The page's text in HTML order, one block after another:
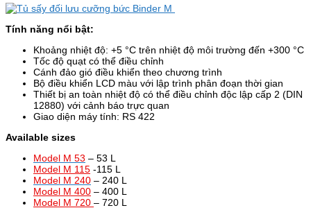
Tính năng nổi bật:
Khoảng nhiệt độ: +5 °C trên nhiệt độ môi trường đến +300 °C
Tốc độ quạt có thể điều chỉnh
Cánh đảo gió điều khiển theo chương trình
Bộ điều khiển LCD màu với lập trình phân đoạn thời gian
Thiết bị an toàn nhiệt độ có thể điều chỉnh độc lập cấp 2 (DIN
12880) với cảnh báo trực quan
Giao diện máy tính: RS 422
Available sizes
Model M 53 – 53 L
Model M 115 -115 L
Model M 240 – 240 L
Model M 400 – 400 L
Model M 720 – 720 L